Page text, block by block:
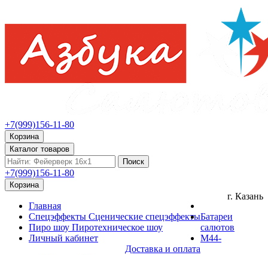
+7(999)156-11-80
Корзина
Каталог товаров
Поиск
+7(999)156-11-80
Корзина
Главная
Спецэффекты Сценические спецэффекты
Пиро шоу Пиротехническое шоу
Личный кабинет
Доставка и оплата
г. Казань
Батареи
салютов
М44-